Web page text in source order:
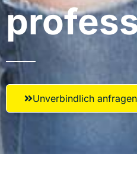
Unverbindlich anfragen